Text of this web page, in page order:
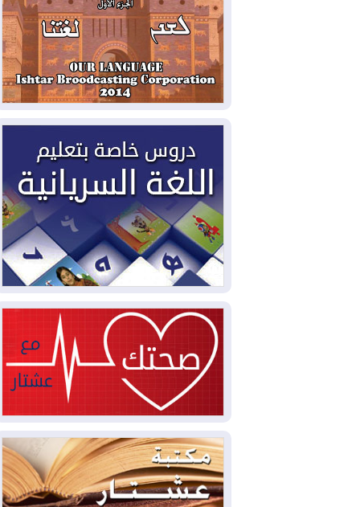
2026-08-05
حرائق فرنسا.. توقيف 402
شخص بينهم 156 قاصرا منذ بداية موسم
الحرائق
2026-08-04سومو: إنتاج النفط في إقليم
كوردستان انخفض إلى أقل من 10%
ملفات حقبة الكاظمي تعود إلى
الواجهة.. أنباء عن مراجعات قضائية
وتحقيقات أوسع في قضايا فساد
2026-08-04بيترو يشكو تزوير الانتخابات
الرئاسية ويحذر من "حرب أهلية" في
كولومبيا
2026-08-03رئيس إقليم كوردستان في
2026-08-03
العراق يؤكد مجدداً التزامه
بمنع الهجمات على الدول المجاورة
2026-08-03
العجز والاقتراض يطوقان
المالية العراقية.. اقتراض يتجاوز 3 تريليونات
دينار!
2026-08-03كوبا تغرق في الظلام مجددا
وانهيار الشبكة الكهربائية